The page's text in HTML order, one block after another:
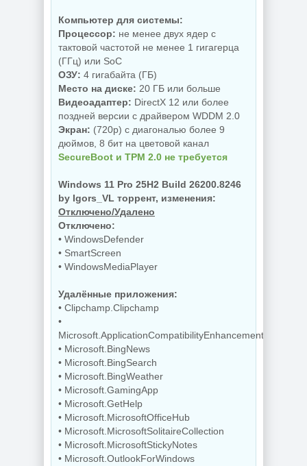
PDF редактор
UPDF 2.5.7.0
NEW
Украшение фото
ON1 Effects
2026.5
20.5.0.19010
Бэкап системы
Suite 5.9.2.1
NEW
20.5.0.19010
NEW
ON1 Photo RAW
MAX 2026.5
20.5.0.19010 +
Creative Pack
NEW
Comodo Internet
Security Premium
12.4.0.8170 Final
Компьютер для системы:
Процессор: не менее двух ядер с
тактовой частотой не менее 1 гигагерца
(ГГц) или SoC
ОЗУ: 4 гигабайта (ГБ)
Место на диске: 20 ГБ или больше
Видеоадаптер: DirectX 12 или более
поздней версии с драйвером WDDM 2.0
Экран: (720p) с диагональю более 9
дюймов, 8 бит на цветовой канал
SecureBoot и TPM 2.0 не требуется
Windows 11 Pro 25H2 Build 26200.8246
by Igors_VL торрент, изменения:
Отключено/Удалено
Отключено:
• WindowsDefender
• SmartScreen
• WindowsMediaPlayer
Удалённые приложения:
• Clipchamp.Clipchamp
•
Microsoft.ApplicationCompatibilityEnhancements
• Microsoft.BingNews
• Microsoft.BingSearch
• Microsoft.BingWeather
• Microsoft.GamingApp
• Microsoft.GetHelp
• Microsoft.MicrosoftOfficeHub
• Microsoft.MicrosoftSolitaireCollection
• Microsoft.MicrosoftStickyNotes
• Microsoft.OutlookForWindows